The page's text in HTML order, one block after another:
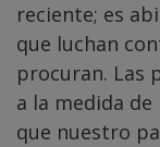
reciente; es
que luchan
procuran. Las
a la medida
que nuestro